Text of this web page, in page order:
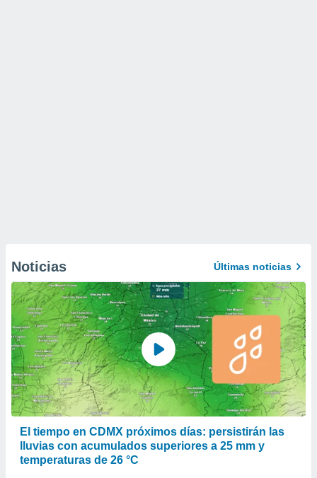
Noticias Últimas noticias
El tiempo en CDMX próximos días: persistirán las
lluvias con acumulados superiores a 25 mm y
temperaturas de 26 °C